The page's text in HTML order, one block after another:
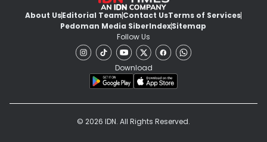
About UsEditorial TeamContact UsTerms of Services
Pedoman Media SiberIndexSitemap
Follow Us
Download
© 2026 IDN. All Rights Reserved.